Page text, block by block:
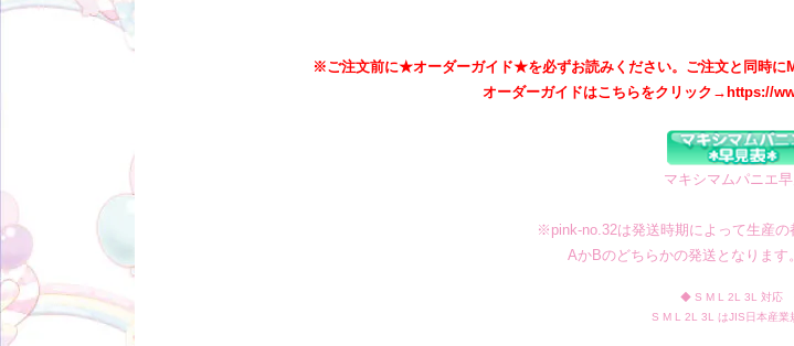
※ご注文前に★オーダーガイド★を必ずお読みください。ご注文と同時に
オーダーガイドはこちらをクリック→https://
マキシマムパニエ
※pink-no.32は発送時期によって生産の
AかBのどちらかの発送となります
◆ S M L 2L 3L 対
S M L 2L 3L はJIS日本産業